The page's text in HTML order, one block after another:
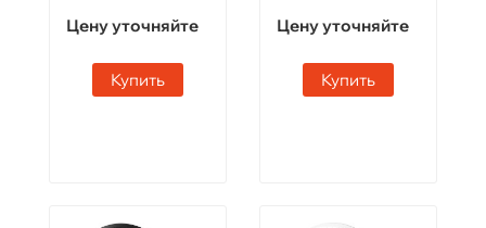
Цену уточняйте
Купить
Цену уточняйте
Купить